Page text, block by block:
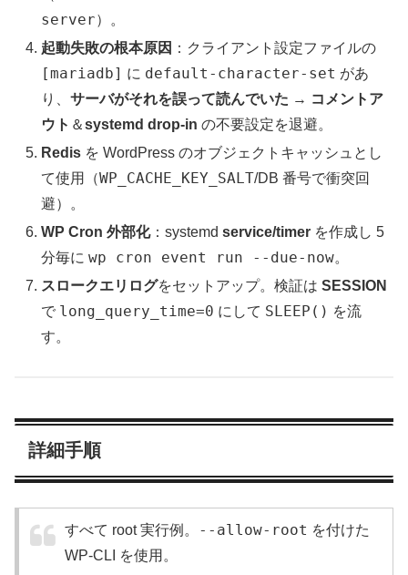
server）。
起動失敗の根本原因 ：クライアント設定ファイルの
[mariadb] に default-character-set があ
り、サーバがそれを誤って読んでいた → コメントア
ウト ＆systemd drop-in の不要設定を退避。
Redis を WordPress のオブジェクトキャッシュとし
て使用（WP_CACHE_KEY_SALT/DB 番号で衝突回
避）。
WP Cron 外部化：systemdservice/timer を作成し 5
分毎にwp cron event run --due-now。
スロークエリログをセットアップ。検証はSESSION
で long_query_time=0 にして SLEEP() を流
す。
詳細手順
すべて root 実行例。 --allow-root を付けた
WP-CLI を使用。